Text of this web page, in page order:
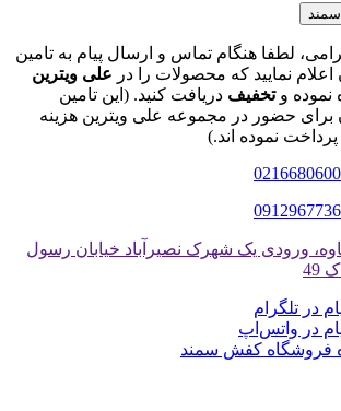
لطفا هنگام تماس و ارسال پیام به تامین
اعلام نمایید که محصولات را در علی ویترین
نموده وتخفیف دریافت کنید. (این تامین
برای حضور در مجموعه علی ویترین هزینه
پرداخت نموده اند.)
ورودی یک شهرک نصیرآباد خیابان رسول
49
در تلگرام
در واتس‌اپ
فروشگاه کفش سمند